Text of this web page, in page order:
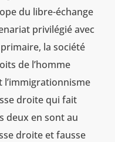
du libre-échange
privilégié avec
la société
de l’homme
droite qui fait
deux en sont au
droite et fausse